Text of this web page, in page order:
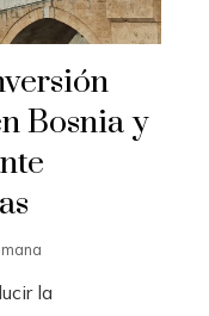
Bosnia y
la